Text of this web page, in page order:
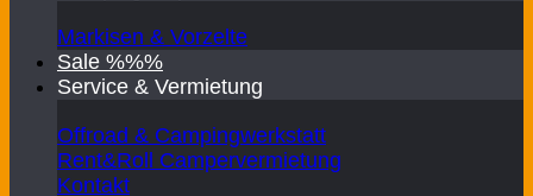
Markisen & Vorzelte
Sale %%%
Service & Vermietung
Offroad & Campingwerkstatt
Rent&Roll Campervermietung
Kontakt